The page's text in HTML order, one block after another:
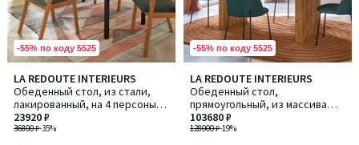
-55% по коду 5525
LA REDOUTE INTERIEURS
Обеденный стол, из стали,
лакированный, на 4 персоны,
HIBA / ХИБА
36800 ₽-35%
23920 ₽
4,6
/ 5
-55% по коду 5525
LA REDOUTE INTERIEURS
Обеденный стол,
прямоугольный, из массива
сосны, на 8–10 персон, MALIO /
МАЛИО
128000 ₽-19%
103680 ₽
4,4
/ 5